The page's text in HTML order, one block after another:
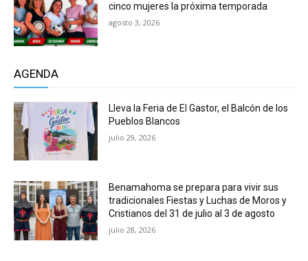
cinco mujeres la próxima temporada
agosto 3, 2026
AGENDA
Lleva la Feria de El Gastor, el Balcón de los
Pueblos Blancos
julio 29, 2026
Benamahoma se prepara para vivir sus
tradicionales Fiestas y Luchas de Moros y
Cristianos del 31 de julio al 3 de agosto
julio 28, 2026